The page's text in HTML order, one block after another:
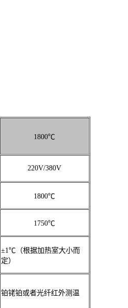
1800℃
220V/380V
1800℃
1750℃
±1℃（根据加热室大小而
定）
铂铑铂或者光纤红外测温